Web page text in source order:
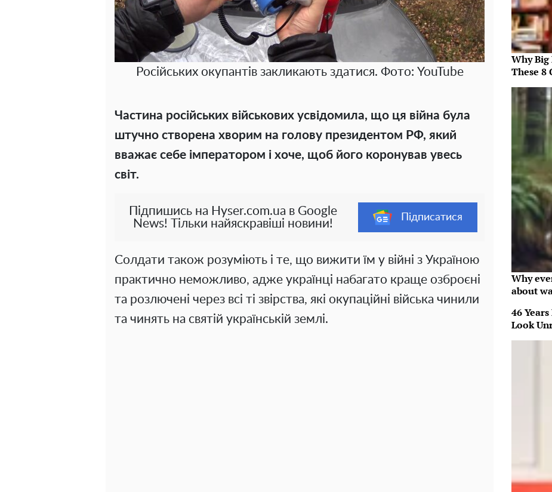
Російських окупантів закликають здатися. Фото: YouTube
Частина російських військових усвідомила, що ця війна була
штучно створена хворим на голову президентом РФ, який
вважає себе імператором і хоче, щоб його коронував увесь
світ.
Підпишись на Hyser.com.ua в Google
News! Тільки найяскравіші новини!
Підписатися
Солдати також розуміють і те, що вижити їм у війні з Україною
практично неможливо, адже українці набагато краще озброєні
та розлючені через всі ті звірства, які окупаційні війська чинили
та чинять на святій українській землі.
Why Big
These 8
Why
about
46
Look